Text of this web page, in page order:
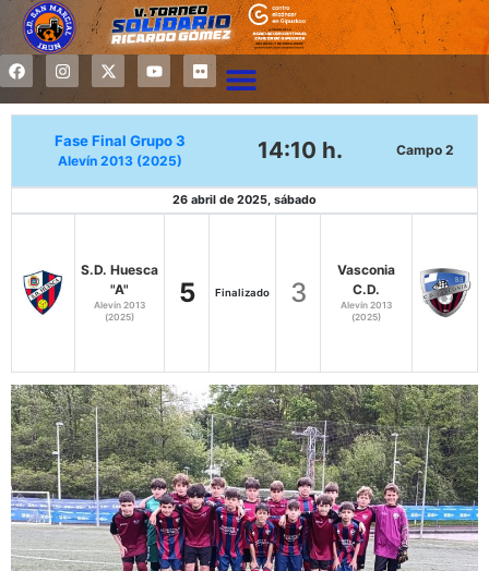
Fase Final Grupo 3
Alevín 2013 (2025) 14:10 h. Campo 2
26 abril de 2025, sábado
S.D. Huesca
"A"
Alevín 2013
(2025)
5 Finalizado 3
Vasconia
C.D.
Alevín 2013
(2025)